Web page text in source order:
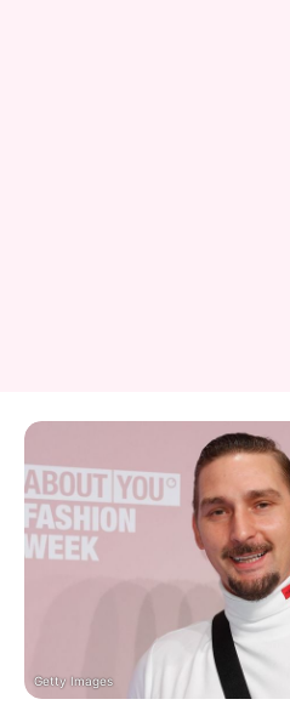
Getty Images